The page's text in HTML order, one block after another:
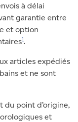
à délai
garantie entre
et option
1.
articles expédiés
et ne sont
du point d’origine,
et